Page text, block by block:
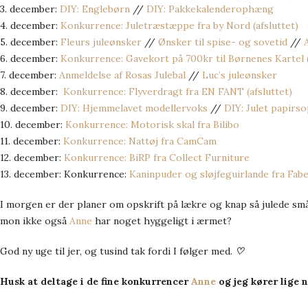
3. december: DIY: Englebørn // DIY: Pakkekalenderophæng
4. december: Konkurrence: Juletræstæppe fra by Nord (afsluttet)
5. december: Fleurs juleønsker // Ønsker til spise- og sovetid //
6. december: Konkurrence: Gavekort på 700kr til Børnenes Kartel
7. december: Anmeldelse af Rosas Julebal // Luc’s juleønsker
8. december: Konkurrence: Flyverdragt fra EN FANT (afsluttet)
9. december: DIY: Hjemmelavet modellervoks // DIY: Julet
10. december: Konkurrence: Motorisk skal fra Bilibo
11. december: Konkurrence: Nattøj fra CamCam
12. december: Konkurrence: BiRP fra Collect Furniture
13. december: Konkurrence: Kaninpuder og sløjfeguirlande fra
I morgen er der planer om opskrift på lækre og knap så julede
mon ikke også Anne har noget hyggeligt i ærmet?
God ny uge til jer, og tusind tak fordi I følger med. ♡
Husk at deltage i de fine konkurrencerAnne og jeg kører lige